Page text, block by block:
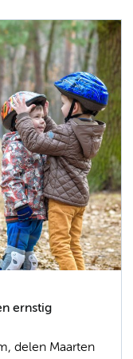
ernstig
delen Maarten